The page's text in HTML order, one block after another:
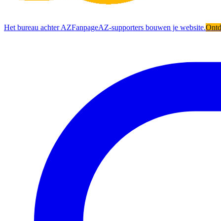
Het bureau achter AZFanpageAZ-supporters bouwen je website.